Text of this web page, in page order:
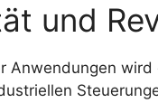
und
Anwendungen